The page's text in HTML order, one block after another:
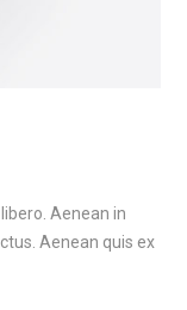
Aenean in
Aenean quis ex